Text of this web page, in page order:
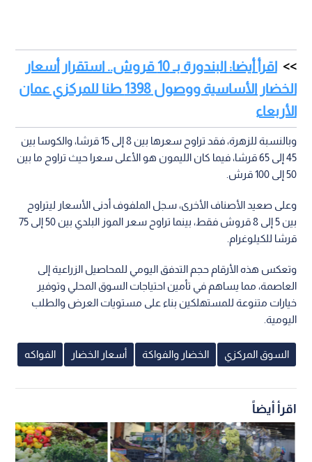
اقرأ أيضا: البندورة بـ 10 قروش.. استقرار أسعار
الخضار الأساسية ووصول 1398 طنا للمركزي عمان
الأربعاء
وبالنسبة للزهرة، فقد تراوح سعرها بين 8 إلى 15 قرشا، والكوسا بين
45 إلى 65 قرشا، فيما كان الليمون هو الأعلى سعرا حيث تراوح ما بين
50 إلى 100 قرش.
وعلى صعيد الأصناف الأخرى، سجل الملفوف أدنى الأسعار ليتراوح
بين 5 إلى 8 قروش فقط، بينما تراوح سعر الموز البلدي بين 50 إلى 75
قرشا للكيلوغرام.
وتعكس هذه الأرقام حجم التدفق اليومي للمحاصيل الزراعية إلى
العاصمة، مما يساهم في تأمين احتياجات السوق المحلي وتوفير
خيارات متنوعة للمستهلكين بناء على مستويات العرض والطلب
اليومية.
السوق المركزي الخضار والفواكة أسعار الخضار الفواكه
اقرأ أيضاً